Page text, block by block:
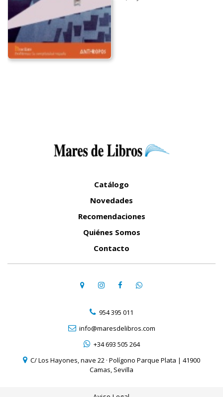
Catálogo
Novedades
Recomendaciones
Quiénes Somos
Contacto
954 395 011
info@maresdelibros.com
+34 693 505 264
C/ Los Hayones, nave 22 · Polígono Parque Plata | 41900
Camas, Sevilla